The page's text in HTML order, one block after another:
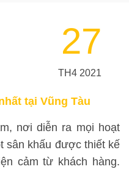
27
TH4 2021
tại Vũng Tàu
nơi diễn ra mọi hoạt
sân khấu được thiết kế
cảm từ khách hàng.